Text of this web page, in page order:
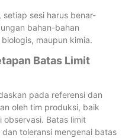
sesi harus benar-
bahan-bahan
maupun kimia.
Batas Limit
pada referensi dan
oleh tim produksi, baik
observasi. Batas limit
toleransi mengenai batas